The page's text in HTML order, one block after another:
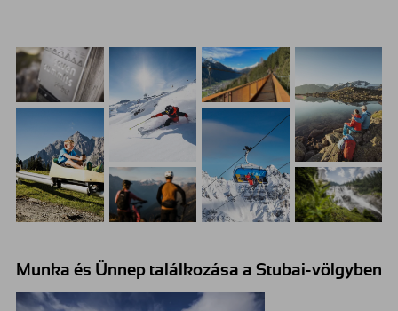
Munka és Ünnep találkozása a Stubai-völgyben